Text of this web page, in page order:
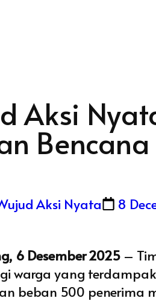
Aksi
Aksi Nyata 8
6 Desember 2025 –
warga yang
beban 500 penerima